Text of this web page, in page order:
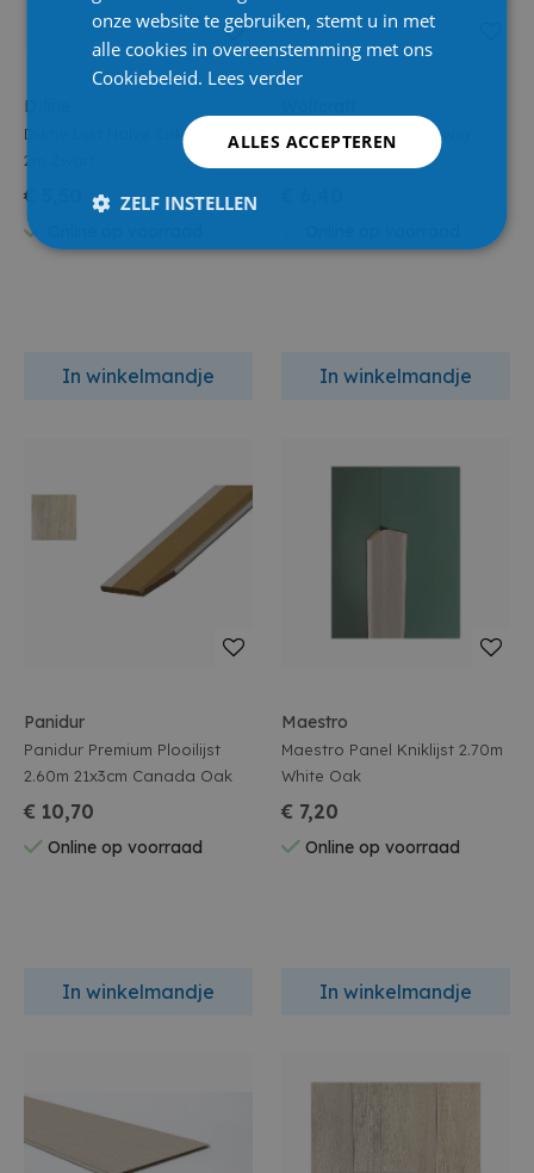
D-line
D-line Lijst Halve Cirkel 16x8
2m Zwart
€ 5,50
In winkelmandje
Wolfcraft Universele Wig
In winkelmandje
Panidur
Panidur Premium Plooilijst
2.60m 21x3cm Canada Oak
€ 10,70
Online op voorraad
In winkelmandje
Maestro
Maestro Panel Kniklijst 2.70m
White Oak
€ 7,20
Online op voorraad
In winkelmandje
onze website te gebruiken, stemt u in met
alle cookies in overeenstemming met ons
Cookiebeleid. Lees verder
ALLES ACCEPTEREN
ZELF INSTELLEN